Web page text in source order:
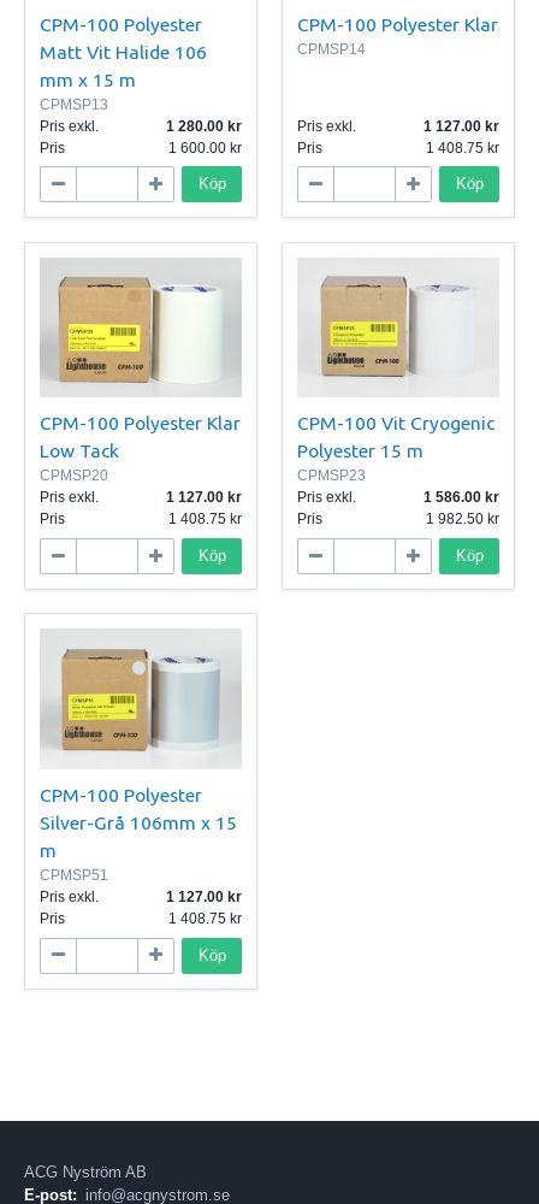
CPM-100 Polyester
Matt Vit Halide 106
mm x 15 m
CPMSP13
Pris exkl.
1 280.00
Pris
1 600.00
Köp
CPM-100 Polyester Klar
CPMSP14
Pris exkl.
1 127.00
Pris
1 408.75
Köp
CPM-100 Polyester Klar
Low Tack
CPMSP20
Pris exkl.
1 127.00
Pris
1 408.75
Köp
CPM-100 Vit Cryogenic
Polyester 15 m
CPMSP23
Pris exkl.
1 586.00
Pris
1 982.50
Köp
CPM-100 Polyester
Silver-Grå 106mm x 15
m
CPMSP51
Pris exkl.
1 127.00
Pris
1 408.75
Köp
ACG Nyström AB
E-post: info@acgnystrom.se